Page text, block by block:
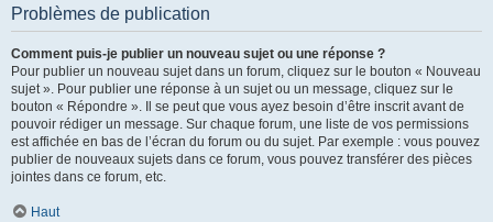
Problèmes de publication
Comment puis-je publier un nouveau sujet ou une réponse ?
Pour publier un nouveau sujet dans un forum, cliquez sur le bouton « Nouveau
sujet ». Pour publier une réponse à un sujet ou un message, cliquez sur le
bouton « Répondre ». Il se peut que vous ayez besoin d’être inscrit avant de
pouvoir rédiger un message. Sur chaque forum, une liste de vos permissions
est affichée en bas de l’écran du forum ou du sujet. Par exemple : vous pouvez
publier de nouveaux sujets dans ce forum, vous pouvez transférer des pièces
jointes dans ce forum, etc.
Haut